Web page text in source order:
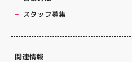
スタッフ募集
関連情報